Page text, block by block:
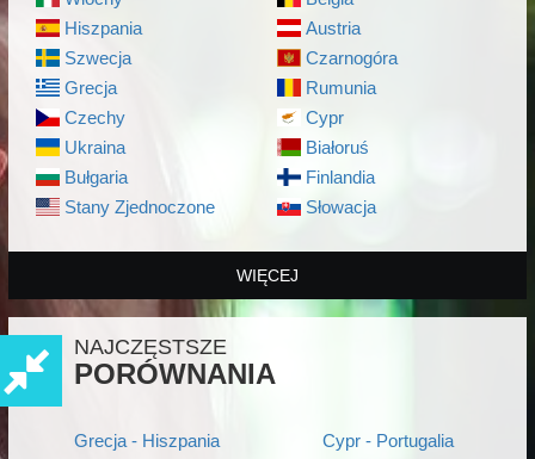
Hiszpania
Szwecja
Grecja
Czechy
Ukraina
Bułgaria
Stany Zjednoczone
Austria
Czarnogóra
Rumunia
Cypr
Białoruś
Finlandia
Słowacja
WIĘCEJ
NAJCZĘSTSZE
PORÓWNANIA
Grecja - Hiszpania
Cypr - Portugalia